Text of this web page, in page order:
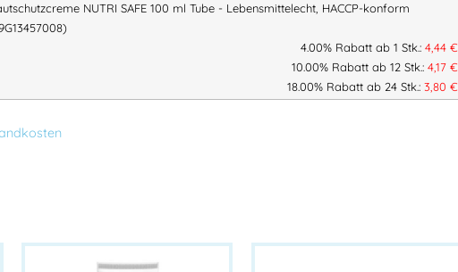
Hautschutzcreme für
Alle Inhaltsstoffe
zugelassen
Schützt bei Kontakt mit
Ohne Mineralöl,
NUTRI SAFE 100 ml Tube - Lebensmittelecht, HACCP-konform
4.00% Rabatt ab 1 Stk.:4,44€
10.00% Rabatt ab 12 Stk.:4,17€
18.00% Rabatt ab 24 Stk.:3,80€